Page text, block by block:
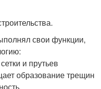
свои функции,
и прутьев
образование трещин